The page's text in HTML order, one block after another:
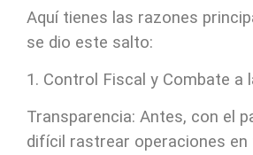
Aquí tienes las razones
se dio este salto:
1. Control Fiscal y Combate a
Transparencia: Antes, con el
difícil rastrear operaciones en